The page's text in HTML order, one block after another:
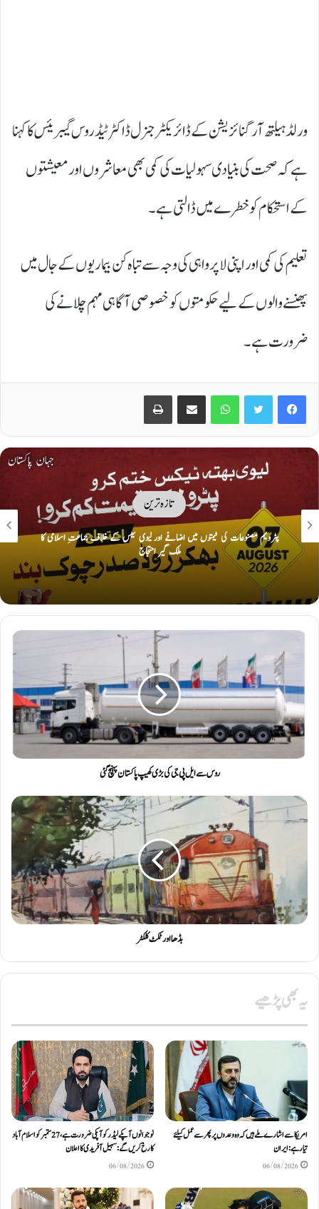
ورلڈ ہیلتھ آرگنائزیشن کے ڈائریکٹر جنرل ڈاکٹر ٹیڈروس گیبریئس کا کہنا
ہے کہ صحت کی بنیادی سہولیات کی کمی بھی معاشروں اور معیشتوں
کے استحکام کو خطرے میں ڈالتی ہے۔
تعلیم کی کمی اور اپنی لاپرواہی کی وجہ سے تباہ کن بیماریوں کے جال میں
پھنسنے والوں کے لیے حکومتوں کو خصوصی آگاہی مہم چلانے کی
ضرورت ہے۔
Facebook
Twitter
WhatsApp
Share via Email
Print
تازہ ترین
پٹرولیم مصنوعات کی قیمتوں میں اضافے اور لیوی ٹیکس کے خلاف جماعتِ اسلامی کا
ملک گیر احتجاج
روس سے ایل پی جی کی بڑی کھیپ پاکستان پہنچ گئی
بڈھا اور ٹکٹ کلکٹر
یہ بھی پڑھیے
امریکا سے اشارے ملے ہیں کہ وہ وعدوں پر پھر سے عمل کیلئے
تیار ہے: ایران
06/08/2026
نوجوانوں آپکے لیڈر کو آپکی ضرورت ہے، 27 ستمبر کو اسلام آباد
کا رخ کریں گے: سہیل آفریدی کا اعلان
06/08/2026